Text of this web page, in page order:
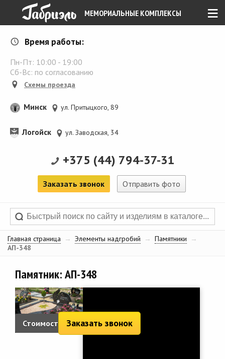
≡
МЕМОРИАЛЬНЫЕ КОМПЛЕКСЫ
Время работы:
Пн-Пт: 10:00 - 19:00
Сб-Вс: по согласованию
Схемы проезда
Минск ул. Притыцкого, 89
Логойск ул. Заводская, 34
+375 (44) 794-37-31
Заказать звонок Отправить фото
Главная страница → Элементы надгробий → Памятники
→
АП-348
Памятник: АП-348
Стоимость: 2 699 руб.
Заказать звонок